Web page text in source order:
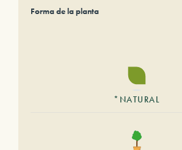
Forma de la planta
*NATURAL